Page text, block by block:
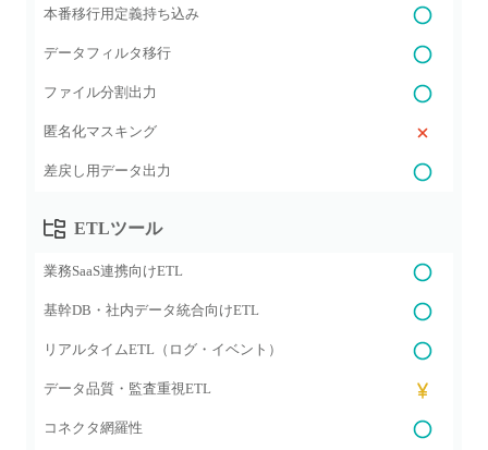
本番移行用定義持ち込み
データフィルタ移行
ファイル分割出力
匿名化マスキング
差戻し用データ出力
ETLツール
業務SaaS連携向けETL
基幹DB・社内データ統合向けETL
リアルタイムETL（ログ・イベント）
データ品質・監査重視ETL
コネクタ網羅性